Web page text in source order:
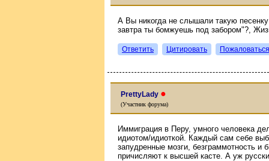
А Вы никогда не слышали такую
завтра ты бомжуешь под забором"?,
Ответить Цитировать Пожаловаться
PrettyLady ●
(Участник форума)
Иммиграция в Перу, умного человека
идиотом/идиоткой. Каждый сам себе
запудренные мозги, безграммотность
причисляют к высшей касте. А уж